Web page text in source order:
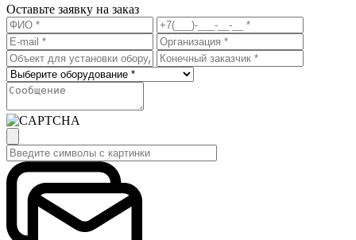
Оставьте заявку на заказ